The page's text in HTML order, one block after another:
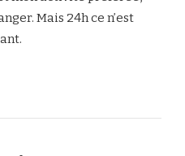
Mais 24h ce n’est